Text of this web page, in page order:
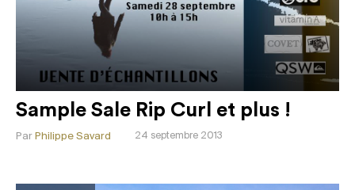
Sample Sale Rip Curl et plus !
24 septembre 2013
Par Philippe Savard